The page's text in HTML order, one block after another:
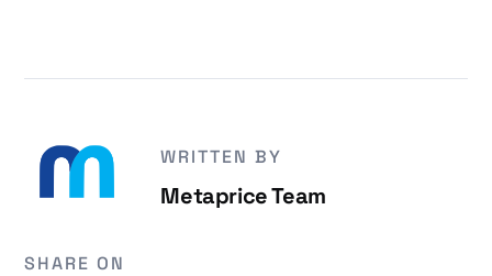
WRITTEN BY
Metaprice Team
SHARE ON